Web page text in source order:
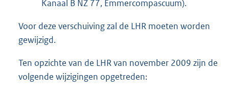
Kanaal B NZ 77, Emmercompascuum).
Voor deze verschuiving zal de LHR moeten worden
gewijzigd.
Ten opzichte van de LHR van november 2009 zijn de
volgende wijzigingen opgetreden: